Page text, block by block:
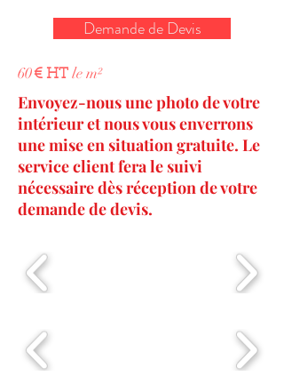
Demande de Devis
60€ HT le m²
Envoyez-nous une photo de votre
intérieur et nous vous enverrons
une mise en situation gratuite. Le
service client fera le suivi
nécessaire dès réception de votre
demande de devis.